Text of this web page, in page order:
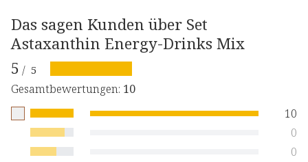
Das sagen Kunden über Set
Astaxanthin Energy-Drinks Mix
5 / 5
Gesamtbewertungen: 10
10
0
0